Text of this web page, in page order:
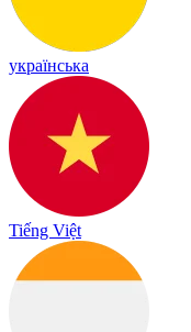
українська
Tiếng Việt